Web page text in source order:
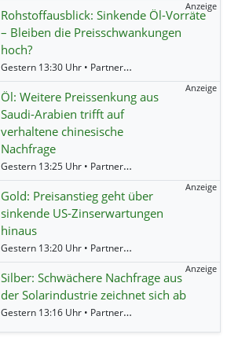
Rohstoffausblick: Sinkende Öl-Vorräte
– Bleiben die Preisschwankungen
hoch?
Gestern 13:30 Uhr • Partner • Societe Generale •
Anzeige
Öl: Weitere Preissenkung aus
Saudi-Arabien trifft auf
verhaltene chinesische
Nachfrage
Gestern 13:25 Uhr • Partner • Societe Generale •
Anzeige
Gold: Preisanstieg geht über
sinkende US-Zinserwartungen
hinaus
Gestern 13:20 Uhr • Partner • Societe Generale •
Anzeige
Silber: Schwächere Nachfrage aus
der Solarindustrie zeichnet sich ab
Gestern 13:16 Uhr • Partner • Societe Generale •
Anzeige